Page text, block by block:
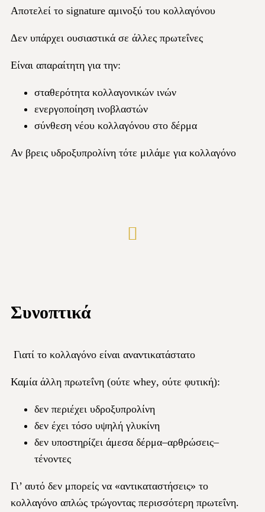
Αποτελεί το signature αμινοξύ του κολλαγόνου
Δεν υπάρχει ουσιαστικά σε άλλες πρωτεΐνες
Είναι απαραίτητη για την:
σταθερότητα κολλαγονικών ινών
ενεργοποίηση ινοβλαστών
σύνθεση νέου κολλαγόνου στο δέρμα
Αν βρεις υδροξυπρολίνη τότε μιλάμε για κολλαγόνο
Συνοπτικά
Γιατί το κολλαγόνο είναι αναντικατάστατο
Καμία άλλη πρωτεΐνη (ούτε whey, ούτε φυτική):
δεν περιέχει υδροξυπρολίνη
δεν έχει τόσο υψηλή γλυκίνη
δεν υποστηρίζει άμεσα δέρμα–αρθρώσεις–
τένοντες
Γι’ αυτό δεν μπορείς να «αντικαταστήσεις» το
κολλαγόνο απλώς τρώγοντας περισσότερη πρωτεΐνη.